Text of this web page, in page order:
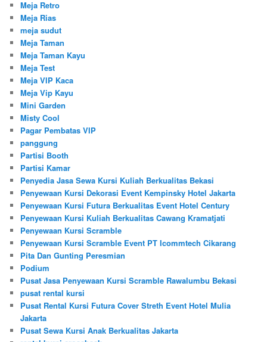
Meja Retro
Meja Rias
meja sudut
Meja Taman
Meja Taman Kayu
Meja Test
Meja VIP Kaca
Meja Vip Kayu
Mini Garden
Misty Cool
Pagar Pembatas VIP
panggung
Partisi Booth
Partisi Kamar
Penyedia Jasa Sewa Kursi Kuliah Berkualitas Bekasi
Penyewaan Kursi Dekorasi Event Kempinsky Hotel Jakarta
Penyewaan Kursi Futura Berkualitas Event Hotel Century
Penyewaan Kursi Kuliah Berkualitas Cawang Kramatjati
Penyewaan Kursi Scramble
Penyewaan Kursi Scramble Event PT Icommtech Cikarang
Pita Dan Gunting Peresmian
Podium
Pusat Jasa Penyewaan Kursi Scramble Rawalumbu Bekasi
pusat rental kursi
Pusat Rental Kursi Futura Cover Streth Event Hotel Mulia
Jakarta
Pusat Sewa Kursi Anak Berkualitas Jakarta